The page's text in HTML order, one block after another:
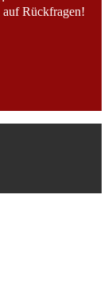
auf Rückfragen!